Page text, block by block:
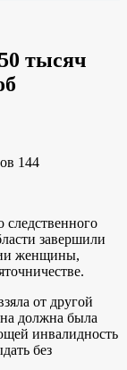
тысяч
144
завершили
женщины,
от другой
должна была
инвалидность
без